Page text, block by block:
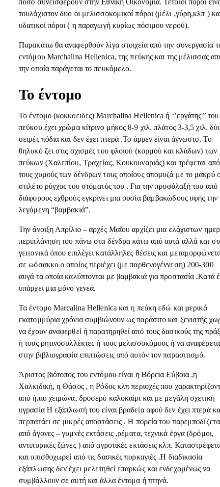
πόσο συνεισφέρουν στην Εθνική Οικονομία. Τέτοιοι πόροι
τουλάχιστον δυο οι μελισσοκομικοί πόροι (μέλι ,γύρη,κλπ )
υδατικοί πόροι ( η παραγωγή κυρίως πόσιμου νερού).
Παρακάτω θα αναφερθούν λίγα στοιχεία από την συνεργασία
εντόμου Marchalina Hellenica, της πεύκης και της μέλισσας
την οποία παράγεται το πευκόμελο.
Το έντομο
Το έντομο (κοκκοειδες) Marchalina Hellenica ή ‘’εργάτης’’ του
πεύκου έχει χρώμα κίτρινο μήκος 8-9 χιλ. πλάτος 3-3,5 χιλ.
σειρές πόδια και δεν έχει πτερά .Το άρρεν είναι άγνωστο. Το
θηλυκό ζει στις σχισμές του φλοιού (κορμού και κλάδων) των
πεύκων (Χαλεπίου, Τραχείας, Κουκουναριάς) και τρέφεται από
τους χυμούς των δένδρων τους οποίους απομυζά με το μακρύ
στιλέτο ρύγχος του στόματός του . Για την προφύλαξή του από
διάφορους εχθρούς εγκρίνει μια ουσία βαμβακώδους υφής την
λεγόμενη “βαμβακιά”.
Την άνοιξη Απρίλιο – αρχές Μαΐου αρχίζει μια ελάχιστων
περιπλάνηση του πάνω στα δένδρα κάτω από αυτά αλλά και
γειτονικά όπου επιλέγει κατάλληλες θέσεις και
σε ωόσακκο ο οποίος περιέχει (με παρθενογέννεση) 200-300
αυγά τα οποία καλύπτονται με βαμβακιά για προστασία .Κατά
υπάρχει μια μόνο γενεά.
Τα έντομο Marcalina Hellenica και η πεύκη εδώ και μερικά
εκατομμύρια χρόνια συμβιώνουν ως παράσιτο και ξενιστής
να έχουν αναφερθεί ή παρατηρηθεί από τους δασικούς της
ή τους ρητινοσυλλέκτες ή τους μελισσοκόμους ή να
στην βιβλιογραφία επιπτώσεις από αυτόν τον παρασιτισμό.
Άριστος βιότοπος του εντόμου είναι η Βόρεια Εύβοια ,η
Χαλκιδική, η Θάσος , η Ρόδος κλπ περιοχές που
από ήπιο χειμώνα, δροσερό καλοκαίρι και με μεγάλη σχετική
υγρασία Η εξάπλωσή του είναι βραδεία αφού δεν έχει πτερά
περπατάει σε μικρές αποστάσεις . Η πορεία του
από άγονες – γυμνές εκτάσεις ,ρέματα, τεχνικά έργα (δρόμοι,
αντιπυρικές ζώνες ) από αγροτικές εκτάσεις κλπ.
και οπισθοχωρεί από τις δασικές πυρκαγιές .Η διαδικασία
εξάπλωσης δεν έχει μελετηθεί επαρκώς και ενδεχομένως να
συμβάλλουν σε αυτή και άλλα έντομα ή πτηνά.